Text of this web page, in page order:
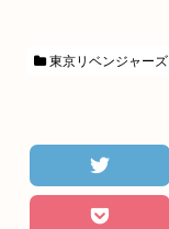
東京リベンジャーズ